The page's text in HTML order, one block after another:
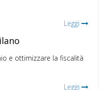
Leggi
e ottimizzare la fiscalità
Leggi